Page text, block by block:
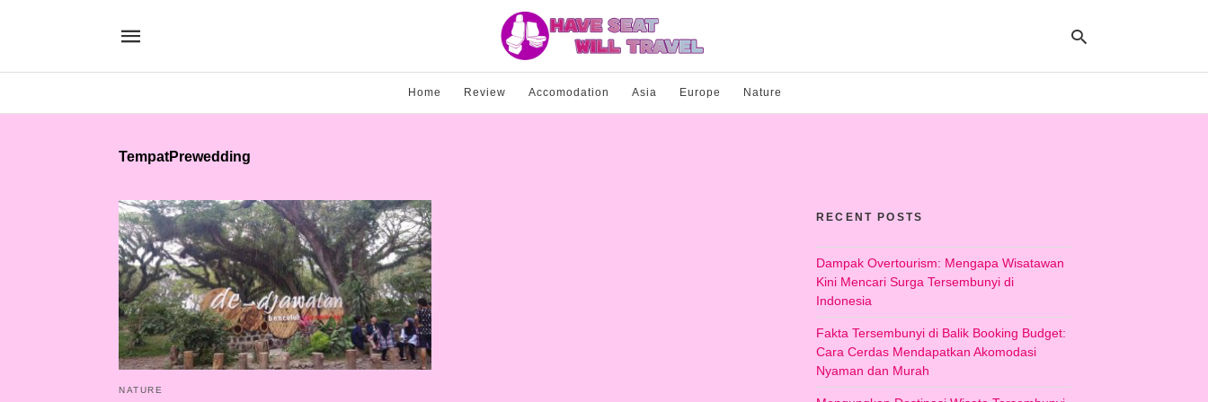
Home Review Accomodation Asia Europe Nature
TempatPrewedding
NATURE
RECENT POSTS
Dampak Overtourism: Mengapa Wisatawan
Kini Mencari Surga Tersembunyi di
Indonesia
Fakta Tersembunyi di Balik Booking Budget:
Cara Cerdas Mendapatkan Akomodasi
Nyaman dan Murah